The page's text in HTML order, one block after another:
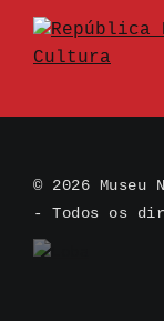
© 2026 Museu
- Todos os